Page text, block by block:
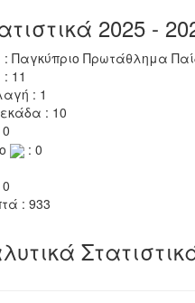
2025 -
: Παγκύπριο Πρωτάθλημα
11
: 1
: 10
: 0
: 933